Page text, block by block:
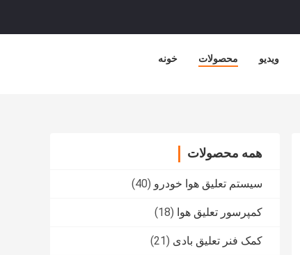
خونه محصولات ویدیو
همه محصولات
سیستم تعلیق هوا خودرو (40)
کمپرسور تعلیق هوا (18)
کمک فنر تعلیق بادی (21)